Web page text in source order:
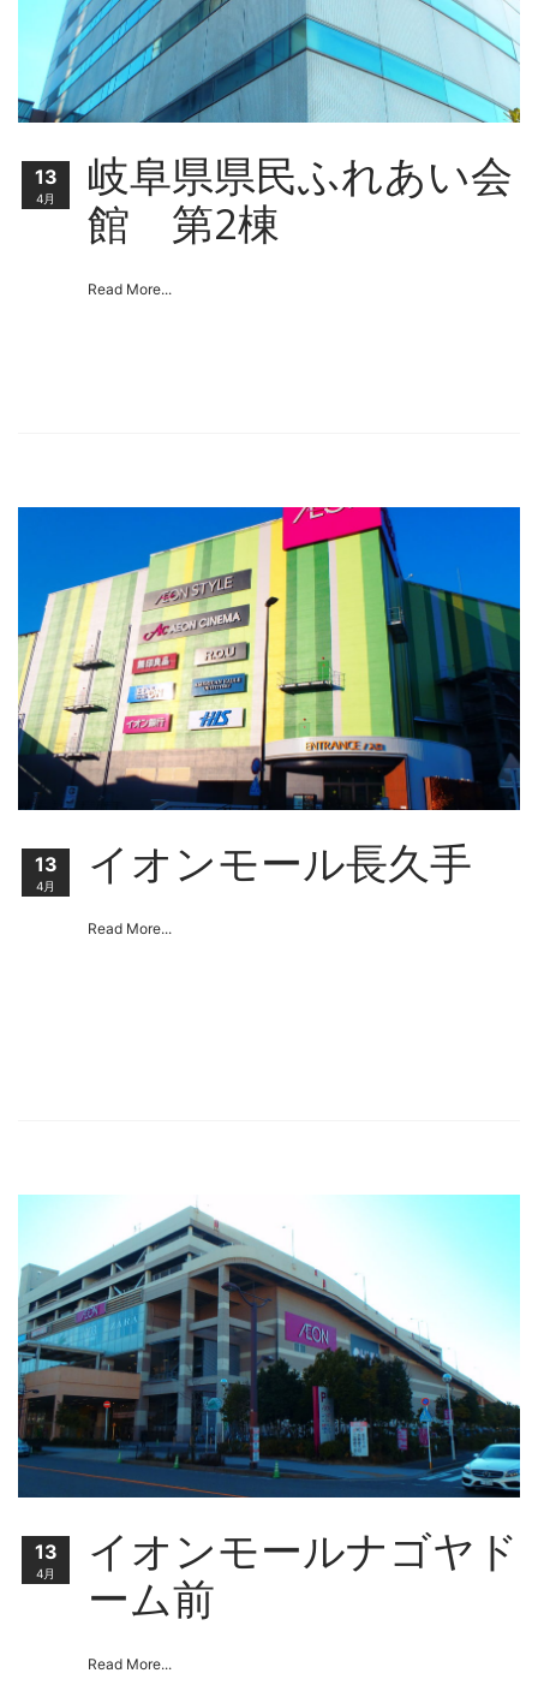
岐阜県県民ふれあい会
館 第2棟
Read More...
13
4月
イオンモール長久手
Read More...
13
4月
イオンモールナゴヤド
ーム前
Read More...
13
4月